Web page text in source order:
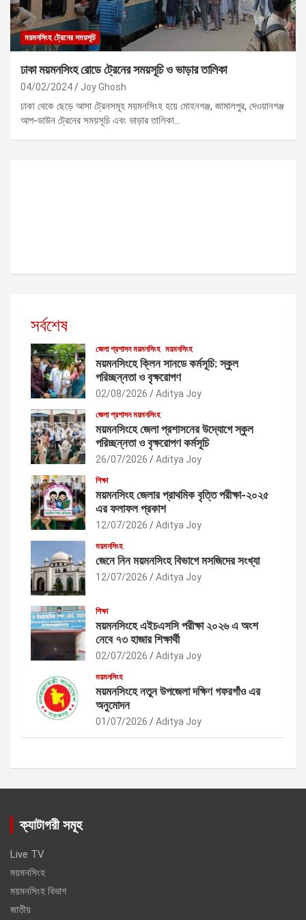
ময়মনসিংহ ট্রেনের সময়সূচি
ঢাকা ময়মনসিংহ রোডে ট্রেনের সময়সূচি ও ভাড়ার তালিকা
04/02/2024 Joy Ghosh
ঢাকা থেকে ছেড়ে আসা ট্রেনসমূহ ময়মনসিংহ হয়ে মোহনগঞ্জ, জামালপুর, দেওয়ানগঞ্জ
আপ-ডাউন ট্রেনের সময়সূচি এবং ভাড়ার তালিকা…
সর্বশেষ
জেলা প্রশাসন ময়মনসিংহ ময়মনসিংহ
ময়মনসিংহে ক্লিন সানডে কর্মসূচি: স্কুল
পরিচ্ছন্নতা ও বৃক্ষরোপণ
02/08/2026 Aditya Joy
জেলা প্রশাসন ময়মনসিংহ
ময়মনসিংহে জেলা প্রশাসনের উদ্যোগে স্কুল
পরিচ্ছন্নতা ও বৃক্ষরোপণ কর্মসূচি
26/07/2026 Aditya Joy
শিক্ষা
ময়মনসিংহ জেলার প্রাথমিক বৃত্তি পরীক্ষা-২০২৫
এর ফলাফল প্রকাশ
12/07/2026 Aditya Joy
ময়মনসিংহ
জেনে নিন ময়মনসিংহ বিভাগে মসজিদের সংখ্যা
12/07/2026 Aditya Joy
শিক্ষা
ময়মনসিংহে এইচএসসি পরীক্ষা ২০২৬ এ অংশ
নেবে ৭৩ হাজার শিক্ষার্থী
02/07/2026 Aditya Joy
ময়মনসিংহ
ময়মনসিংহে নতুন উপজেলা দক্ষিণ গফরগাঁও এর
অনুমোদন
01/07/2026 Aditya Joy
ক্যাটাগরী সমূহ
Live TV
ময়মনসিংহ
ময়মনসিংহ বিভাগ
জাতীয়